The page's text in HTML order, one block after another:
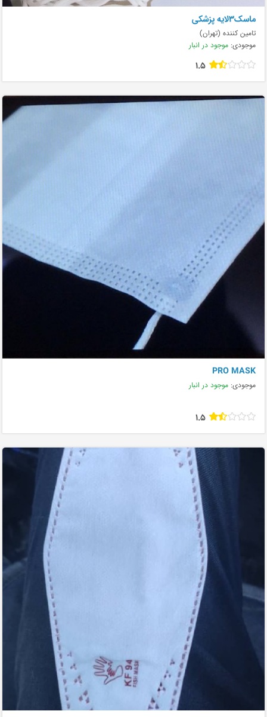
ماسک۳لایه پزشکی
تامین کننده (تهران)
موجودی: موجود در انبار
1.5
PRO MASK
موجودی: موجود در انبار
1.5